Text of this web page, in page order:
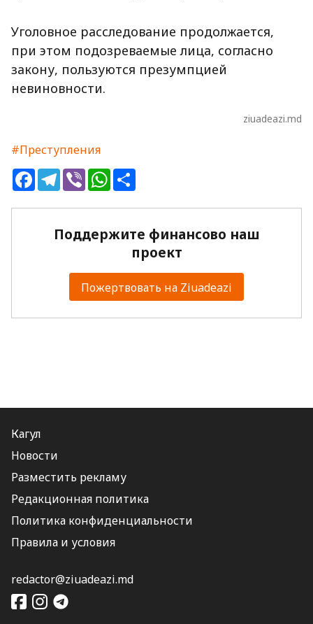
Уголовное расследование продолжается,
при этом подозреваемые лица, согласно
закону, пользуются презумпцией
невиновности.
ziuadeazi.md
#Преступления
FacebookTelegram
ViberWhatsApp
Поддержите финансово наш
проект
Пожертвовать на Ziuadeazi
Кагул
Новости
Разместить рекламу
Редакционная политика
Политика конфиденциальности
Правила и условия
redactor@ziuadeazi.md